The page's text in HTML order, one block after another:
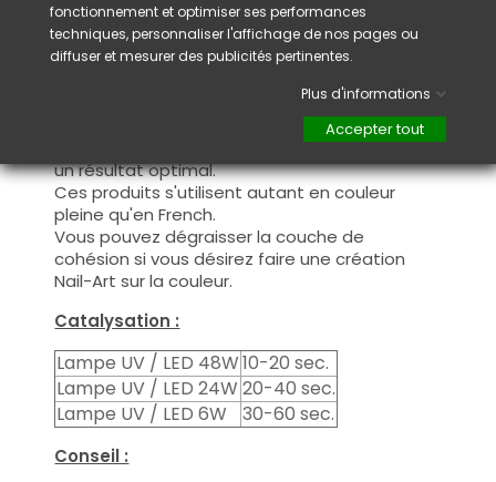
Cette couleur s'applique avec son pinceau, de
manière fine, sur la base (il n'est pas
nécessaire de dégraisser la couche de
cohésion) ou sur la construction après limage.
Ce produit s'applique en deux couches,
fermez le bord libre à la première couche et
appliquez la deuxième couche pour garantir
un résultat optimal.
Ces produits s'utilisent autant en couleur
pleine qu'en French.
Vous pouvez dégraisser la couche de
cohésion si vous désirez faire une création
Nail-Art sur la couleur.
Catalysation :
Lampe UV / LED 48W10-20 sec.
Lampe UV / LED 24W 20-40 sec.
Lampe UV / LED 6W
30-60 sec.
Conseil :
fonctionnement et optimiser ses performances
techniques, personnaliser l'affichage de nos pages ou
diffuser et mesurer des publicités pertinentes.
Plus d'informations
Accepter tout